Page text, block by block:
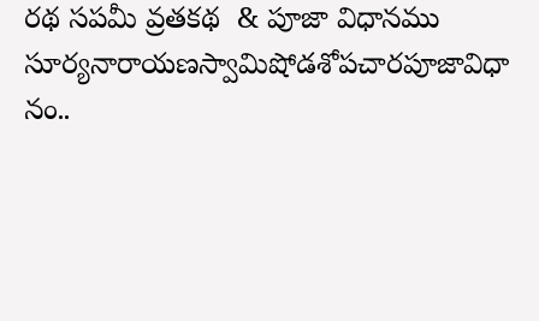
రథ సప్తమీ వ్రతకథ & పూజా విధానము
సూర్యనారాయణస్వామిషోడశోపచారపూజావిధా
నం..